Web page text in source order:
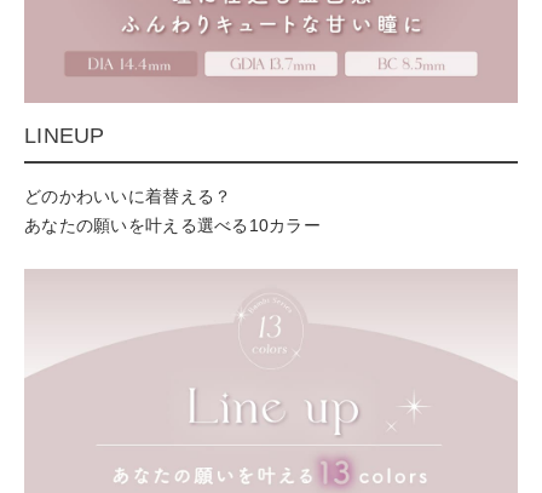
LINEUP
どのかわいいに着替える？
あなたの願いを叶える選べる10カラー